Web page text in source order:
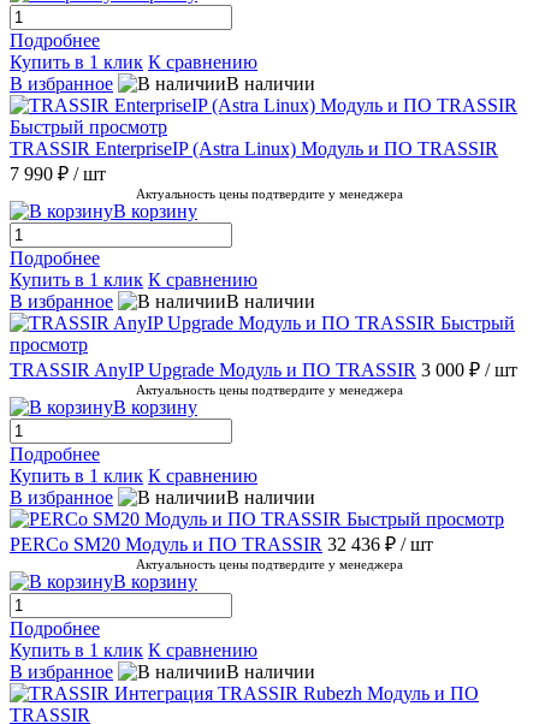
Подробнее
Купить в 1 клик К сравнению
В избранное
В наличии
Быстрый просмотр
TRASSIR EnterpriseIP (Astra Linux) Модуль и ПО TRASSIR
7 990 ₽ / шт
Актуальность цены подтвердите у менеджера
В корзину
Подробнее
Купить в 1 клик К сравнению
В избранное
В наличии
Быстрый
просмотр
TRASSIR AnyIP Upgrade Модуль и ПО TRASSIR 3 000 ₽ / шт
Актуальность цены подтвердите у менеджера
В корзину
Подробнее
Купить в 1 клик К сравнению
В избранное
В наличии
Быстрый просмотр
PERCo SM20 Модуль и ПО TRASSIR 32 436 ₽ / шт
Актуальность цены подтвердите у менеджера
В корзину
Подробнее
Купить в 1 клик К сравнению
В избранное
В наличии